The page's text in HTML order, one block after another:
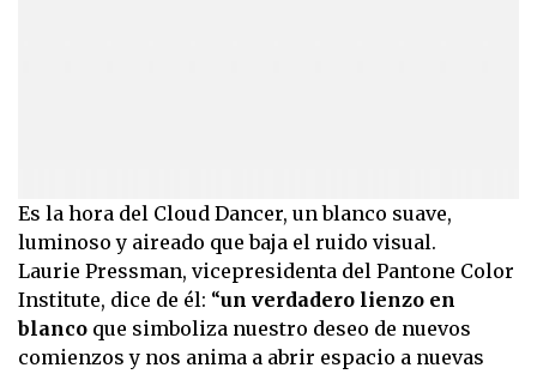
Es la hora del Cloud Dancer, un blanco suave,
luminoso y aireado que baja el ruido visual.
Laurie Pressman, vicepresidenta del Pantone Color
Institute, dice de él: “un verdadero lienzo en
blanco que simboliza nuestro deseo de nuevos
comienzos y nos anima a abrir espacio a nuevas